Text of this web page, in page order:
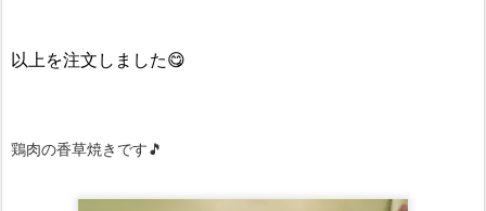
以上を注文しました😋
鶏肉の香草焼きです🎵